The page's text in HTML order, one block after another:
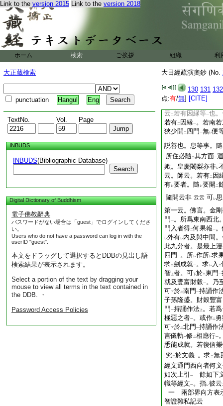
Link to the version 2015 Link to the version 2018
ホーム 検索 ご挨拶 組織 利
大正蔵検索
punctuation Hangul Eng
TextNo. Vol. Page
INBUDS
INBUDS(Bibliographic Database)
Search
Digital Dictionary of Buddhism
電子佛教辭典
パスワードがない場合は「guest」でログインしてくださ
い。
Users who do not have a password can log in with the
userID "guest".
本文をドラッグして選択するとDDBの見出し語
検索結果が表示されます。
Select a portion of the text by dragging your
mouse to view all terms in the text contained in
the DDB. ・
Password Access Policies
大日經疏演奧鈔 (No.
130 131 132
点:有/無] [CITE]
之都會也。意令 行
。表 初發菩提心
息災増益敬愛降伏
釋二各是
。三重院
帖決第七云。疏五
因縁一向二餘方 一 開レ之
息災時。南門開
準レ之。而其曼荼羅
云 二若有因縁等一也
若有二 因縁一。若南
狹少開 二 四門 一無レ便
説善也。息等事。隨
所住必隨 二其方面一迴
歟。皇慶闍梨亦非レ
云。師云。若有二 因
有レ要者。隨 レ要開 二
隨開云非 云云 可レ思
第一云。佛言。金
門 一。所爲東南西北
門入者得二何果報一
レ外有レ内及與中間
此九分者。是最上
四門 一。所レ作所レ求
求 二劍成就一。求 レ 入 二
智 上者。可下於二東門 一
就及豐富財穀一。乃
可下於二南門 一持誦作
子孫隆盛。財穀豐
門 一持誦作法 上 。若爲
極惡之者一。或作二
可下於二北門 一持誦作
言儀軌一修 二相應行一
悉能成就。若復信
究二於文義一。求 二無
經文通門西向者何
如次上引
一
餘如下
幟等經文一。指レ彼云
一 兩部界向方表
智證雜私記云